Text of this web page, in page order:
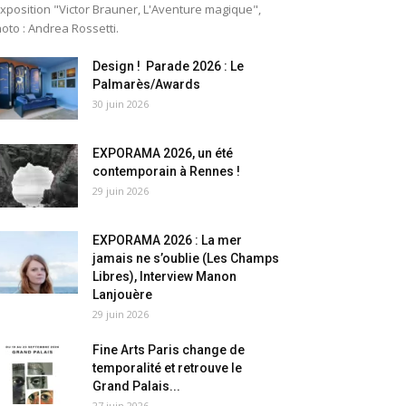
"Victor Brauner, L'Aventure magique",
: Andrea Rossetti.
Design ! Parade 2026 : Le
Palmarès/Awards
30 juin 2026
EXPORAMA 2026, un été
contemporain à Rennes !
29 juin 2026
EXPORAMA 2026 : La mer
jamais ne s’oublie (Les Champs
Libres), Interview Manon
Lanjouère
29 juin 2026
Fine Arts Paris change de
temporalité et retrouve le
Grand Palais...